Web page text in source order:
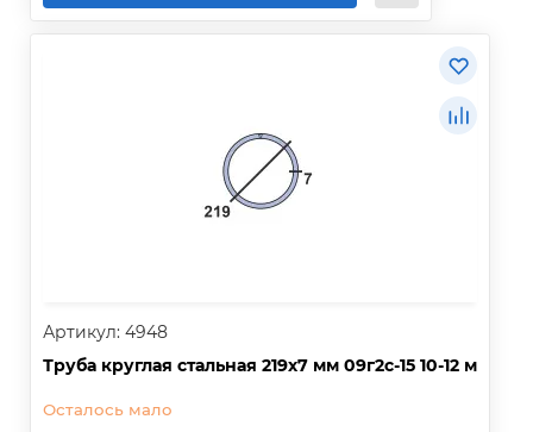
Артикул: 4948
Труба круглая стальная 219х7 мм 09г2с-15 10-12 м
Осталось мало